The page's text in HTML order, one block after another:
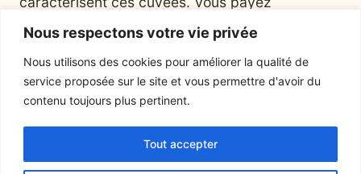
Nous respectons votre vie privée
Nous utilisons des cookies pour améliorer la qualité de
service proposée sur le site et vous permettre d'avoir du
contenu toujours plus pertinent.
Tout accepter
généralement entre 8 et 15 euros la bouteille.
Prosecco italien : léger et festif
L’Italie nous régale avec son prosecco pétillant
Vénétie conquiert le monde entier. Le cépage
glera confère sa signature aromatique unique.